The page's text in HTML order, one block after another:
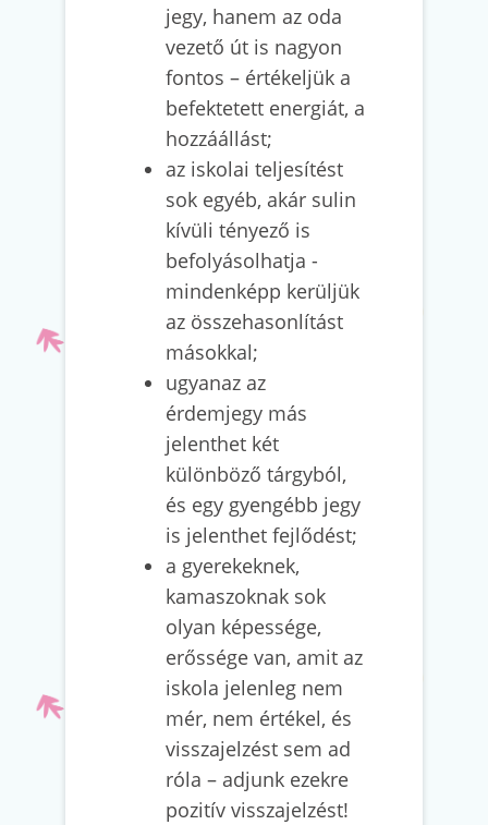
jegy, hanem az oda
vezető út is nagyon
fontos – értékeljük a
befektetett energiát, a
hozzáállást;
az iskolai teljesítést
sok egyéb, akár sulin
kívüli tényező is
befolyásolhatja -
mindenképp kerüljük
az összehasonlítást
másokkal;
ugyanaz az
érdemjegy más
jelenthet két
különböző tárgyból,
és egy gyengébb jegy
is jelenthet fejlődést;
a gyerekeknek,
kamaszoknak sok
olyan képessége,
erőssége van, amit az
iskola jelenleg nem
mér, nem értékel, és
visszajelzést sem ad
róla – adjunk ezekre
pozitív visszajelzést!